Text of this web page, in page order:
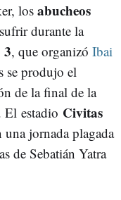
los abucheos
durante la
3, que organizó Ibai
se produjo el
de la final de la
El estadio Civitas
jornada plagada
de Sebatián Yatra